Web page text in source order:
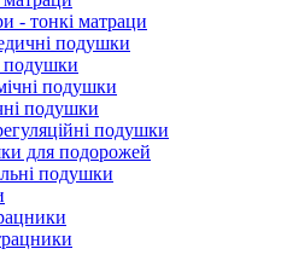
- тонкі матраци
подушки
подушки
подушки
подушки
подушки
для подорожей
подушки